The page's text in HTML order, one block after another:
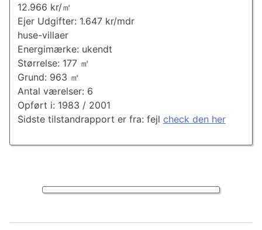
12.966 kr/㎡
Ejer Udgifter: 1.647 kr/mdr
huse-villaer
Energimærke: ukendt
Størrelse: 177 ㎡
Grund: 963 ㎡
Antal værelser: 6
Opført i: 1983 / 2001
Sidste tilstandrapport er fra: fejl check den her